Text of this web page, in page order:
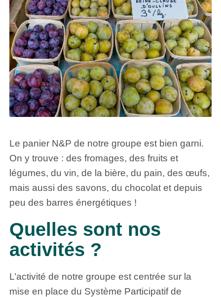
Le panier N&P de notre groupe est bien garni.
On y trouve : des fromages, des fruits et
légumes, du vin, de la bière, du pain, des œufs,
mais aussi des savons, du chocolat et depuis
peu des barres énergétiques !
Quelles sont nos
activités ?
L’activité de notre groupe est centrée sur la
mise en place du Système Participatif de